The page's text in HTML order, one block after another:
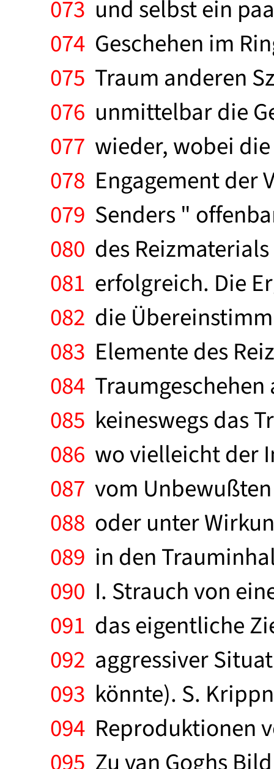
073 und selbst ein
074 Geschehen im
075 Traum anderen
076 unmittelbar die
077 wieder, wobei
078 Engagement der
079 Senders "
080 des
081 erfolgreich. Die
082 die
083 Elemente des
084
085 keineswegs das
086 wo vielleicht der
087 vom
088 oder unter
089 in den
090 I. Strauch von
091 das eigentliche
092 aggressiver
093 könnte). S.
094 Reproduktionen